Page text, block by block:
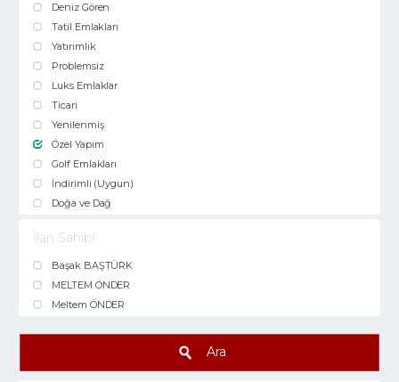
Deniz Gören
Tatil Emlakları
Yatırımlık
Problemsiz
Luks Emlaklar
Ticari
Yenilenmiş
Özel Yapım
Golf Emlakları
İndirimli (Uygun)
Doğa ve Dağ
İlan Sahibi
Başak BAŞTÜRK
MELTEM ÖNDER
Meltem ÖNDER
Ara